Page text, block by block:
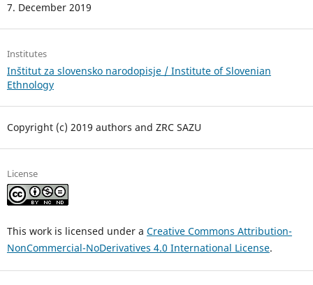
7. December 2019
Institutes
Inštitut za slovensko narodopisje / Institute of Slovenian
Ethnology
Copyright (c) 2019 authors and ZRC SAZU
License
This work is licensed under a Creative Commons Attribution-
NonCommercial-NoDerivatives 4.0 International License.